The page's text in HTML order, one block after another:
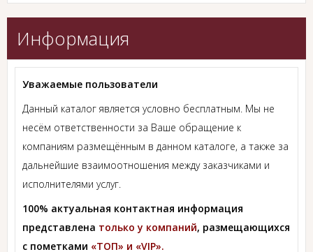
Информация
Уважаемые пользователи
Данный каталог является условно бесплатным. Мы не
несём ответственности за Ваше обращение к
компаниям размещённым в данном каталоге, а также за
дальнейшие взаимоотношения между заказчиками и
исполнителями услуг.
100% актуальная контактная информация
представлена только у компаний, размещающихся
с пометками «ТОП» и «VIP».